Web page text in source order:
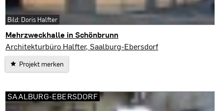
Mehrzweckhalle in Schönbrunn
Saalburg-Ebersdorf
Architekturbüro Halfter, Saalburg-Ebersdorf
Projekt merken
Bild: Doris Halfter
SAALBURG-EBERSDORF